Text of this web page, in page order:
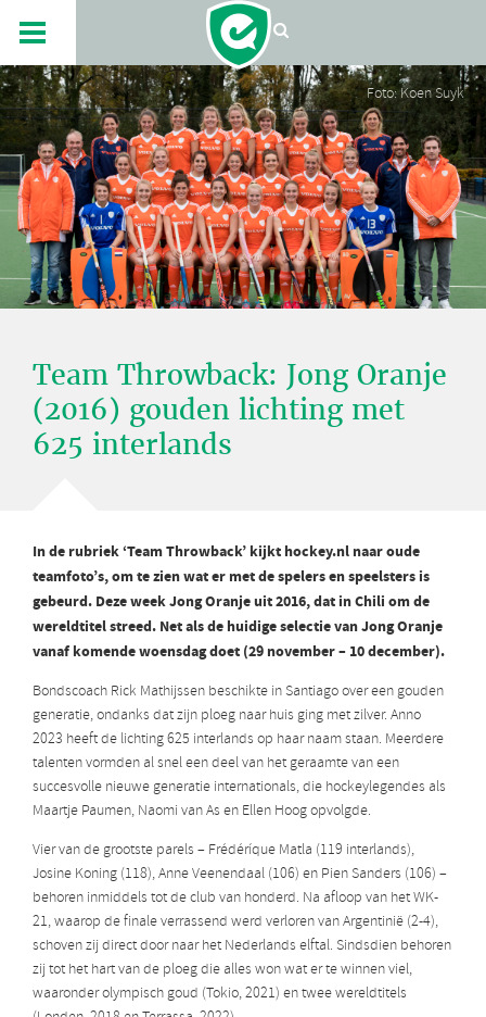
Foto: Koen Suyk
Team Throwback: Jong Oranje
(2016) gouden lichting met
625 interlands
In de rubriek ‘Team Throwback’ kijkt hockey.nl naar oude
teamfoto’s, om te zien wat er met de spelers en speelsters is
gebeurd. Deze week Jong Oranje uit 2016, dat in Chili om de
wereldtitel streed. Net als de huidige selectie van Jong Oranje
vanaf komende woensdag doet (29 november – 10 december).
Bondscoach Rick Mathijssen beschikte in Santiago over een gouden
generatie, ondanks dat zijn ploeg naar huis ging met zilver. Anno
2023 heeft de lichting 625 interlands op haar naam staan. Meerdere
talenten vormden al snel een deel van het geraamte van een
succesvolle nieuwe generatie internationals, die hockeylegendes als
Maartje Paumen, Naomi van As en Ellen Hoog opvolgde.
Vier van de grootste parels – Frédéríque Matla (119 interlands),
Josine Koning (118), Anne Veenendaal (106) en Pien Sanders (106) –
behoren inmiddels tot de club van honderd. Na afloop van het WK-
21, waarop de finale verrassend werd verloren van Argentinië (2-4),
schoven zij direct door naar het Nederlands elftal. Sindsdien behoren
zij tot het hart van de ploeg die alles won wat er te winnen viel,
waaronder olympisch goud (Tokio, 2021) en twee wereldtitels